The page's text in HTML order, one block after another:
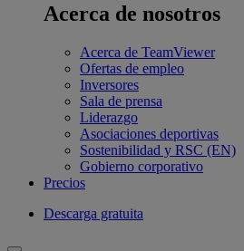
Acerca de nosotros
Acerca de TeamViewer
Ofertas de empleo
Inversores
Sala de prensa
Liderazgo
Asociaciones deportivas
Sostenibilidad y RSC (EN)
Gobierno corporativo
Precios
Descarga gratuita